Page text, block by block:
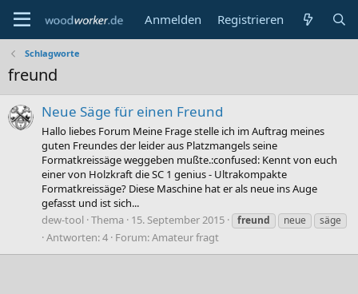
Anmelden Registrieren
Schlagworte
freund
Neue Säge für einen Freund
Hallo liebes Forum Meine Frage stelle ich im Auftrag meines
guten Freundes der leider aus Platzmangels seine
Formatkreissäge weggeben mußte.:confused: Kennt von euch
einer von Holzkraft die SC 1 genius - Ultrakompakte
Formatkreissäge? Diese Maschine hat er als neue ins Auge
gefasst und ist sich...
dew-tool Thema 15. September 2015 freund neue säge
Antworten: 4 Forum:Amateur fragt